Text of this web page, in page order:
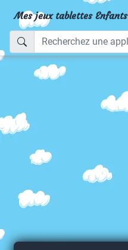
Mes jeux tablettes Enfants